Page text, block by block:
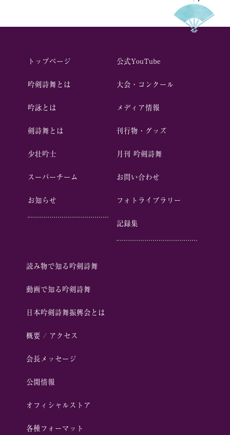
トップページ
吟剣詩舞とは
吟詠とは
剣詩舞とは
少壮吟⼠
スーパーチーム
お知らせ
公式YouTube
⼤会・コンクール
メディア情報
刊行物・グッズ
⽉刊 吟剣詩舞
お問い合わせ
フォトライブラリー
記録集
読み物で知る吟剣詩舞
動画で知る吟剣詩舞
⽇本吟剣詩舞振興会とは
概要 / アクセス
会⻑メッセージ
公開情報
オフィシャルストア
各種フォーマット